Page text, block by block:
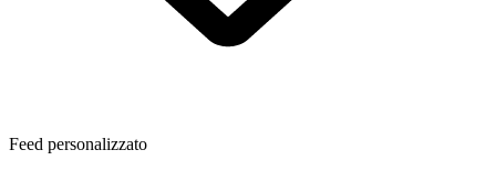
Feed personalizzato